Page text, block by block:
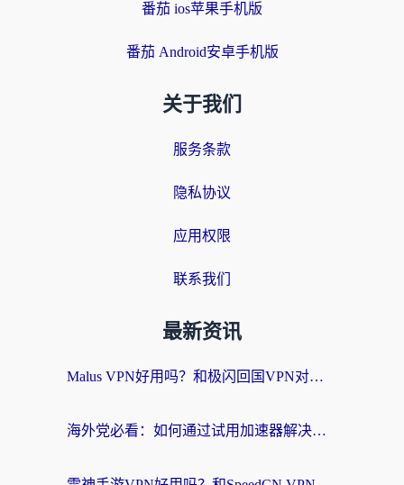
番茄 ios苹果手机版
番茄 Android安卓手机版
关于我们
服务条款
隐私协议
应用权限
联系我们
最新资讯
Malus VPN好用吗？和极闪回国VPN对比哪个回国效果更好？海外党亲测3款加速器+避坑指南
海外党必看：如何通过试用加速器解决国内APP地区限制？附2026最新对比测评